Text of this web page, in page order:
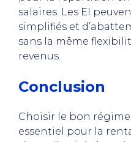
salaires. Les EI
simplifiés et
sans la même
revenus.
Conclusion
Choisir le bon
essentiel pour la